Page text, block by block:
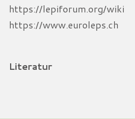
https://lepiforum.org/wiki
https://www.euroleps.ch
Literatur